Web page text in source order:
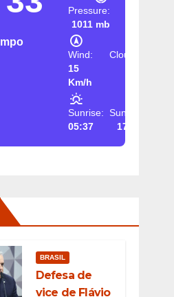
Pressure:
1011 mb
Wind:
15
Km/h
Clouds:
Sunrise:
05:37
Sunset:
17:26
BRASIL
Defesa de
vice de Flávio